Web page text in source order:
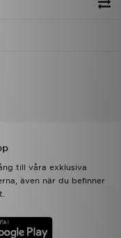
till våra exklusiva
även när du befinner